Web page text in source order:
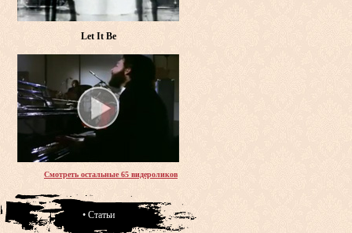
Let It Be
Смотреть остальные 65 видероликов
• Статьи